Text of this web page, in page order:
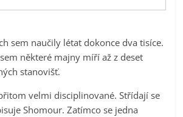
sem naučily létat dokonce dva tisíce.
některé majny míří až z deset
stanovišť.
velmi disciplinované. Střídají se
Shomour. Zatímco se jedna